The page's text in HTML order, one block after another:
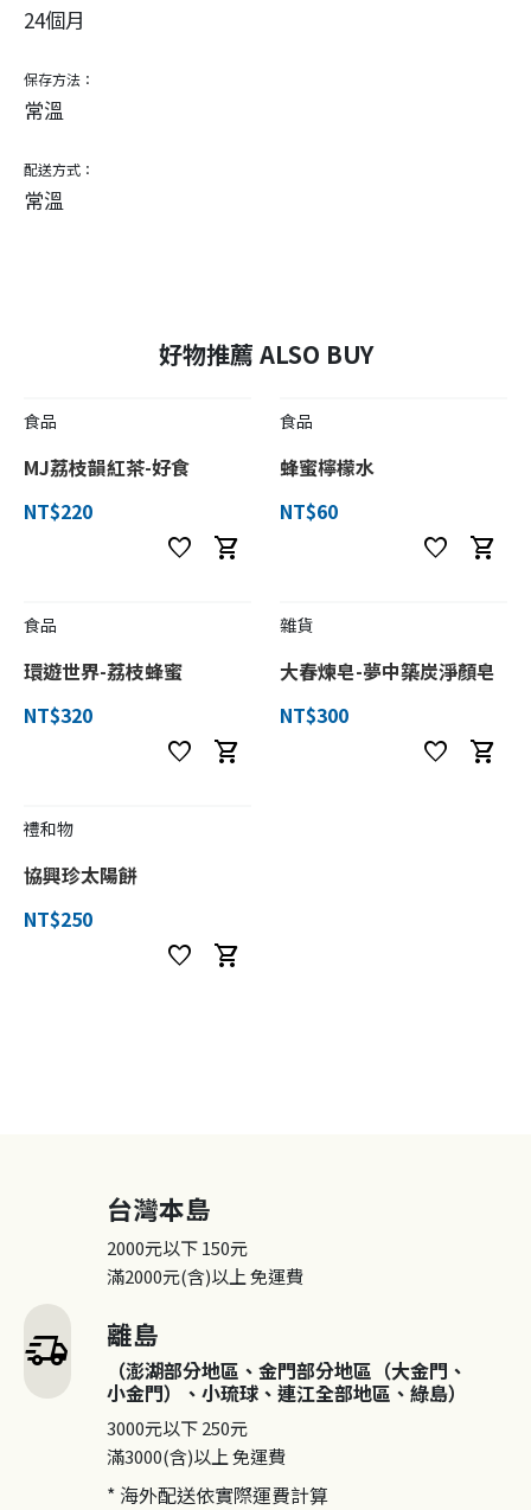
24個月
保存方法：
常溫
配送方式：
常溫
好物推薦 ALSO BUY
食品
MJ荔枝韻紅茶-好食
NT$220
favorite shopping_cart
食品
蜂蜜檸檬水
NT$60
favorite shopping_cart
食品
環遊世界-荔枝蜂蜜
NT$320
favorite shopping_cart
雜貨
大春煉皂-夢中築炭淨顏皂
NT$300
favorite shopping_cart
禮和物
協興珍太陽餅
NT$250
favorite shopping_cart
delivery_truck_speed
台灣本島
2000元以下150元
滿2000元(含)以上免運費
離島
（澎湖部分地區、金門部分地區（大金門、
小金門）、小琉球、連江全部地區、綠島）
3000元以下250元
滿3000(含)以上免運費
* 海外配送依實際運費計算